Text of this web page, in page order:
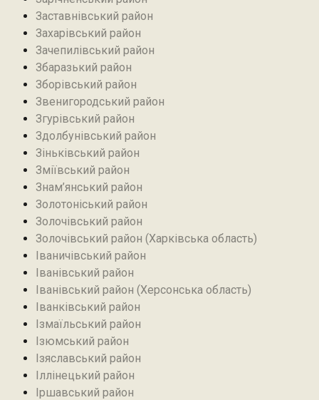
Заставнівський район
Захарівський район
Зачепилівський район
Збаразький район‎
Зборівський район
Звенигородський район
Згурівський район
Здолбунівський район‎
Зіньківський район‎
Зміївський район
Знам’янський район
Золотоніський район
Золочівський район
Золочівський район (Харківська область)
Іваничівський район‎
Іванівський район
Іванівський район (Херсонська область)
Іванківський район
Ізмаїльський район
Ізюмський район
Ізяславський район
Іллінецький район
Іршавський район